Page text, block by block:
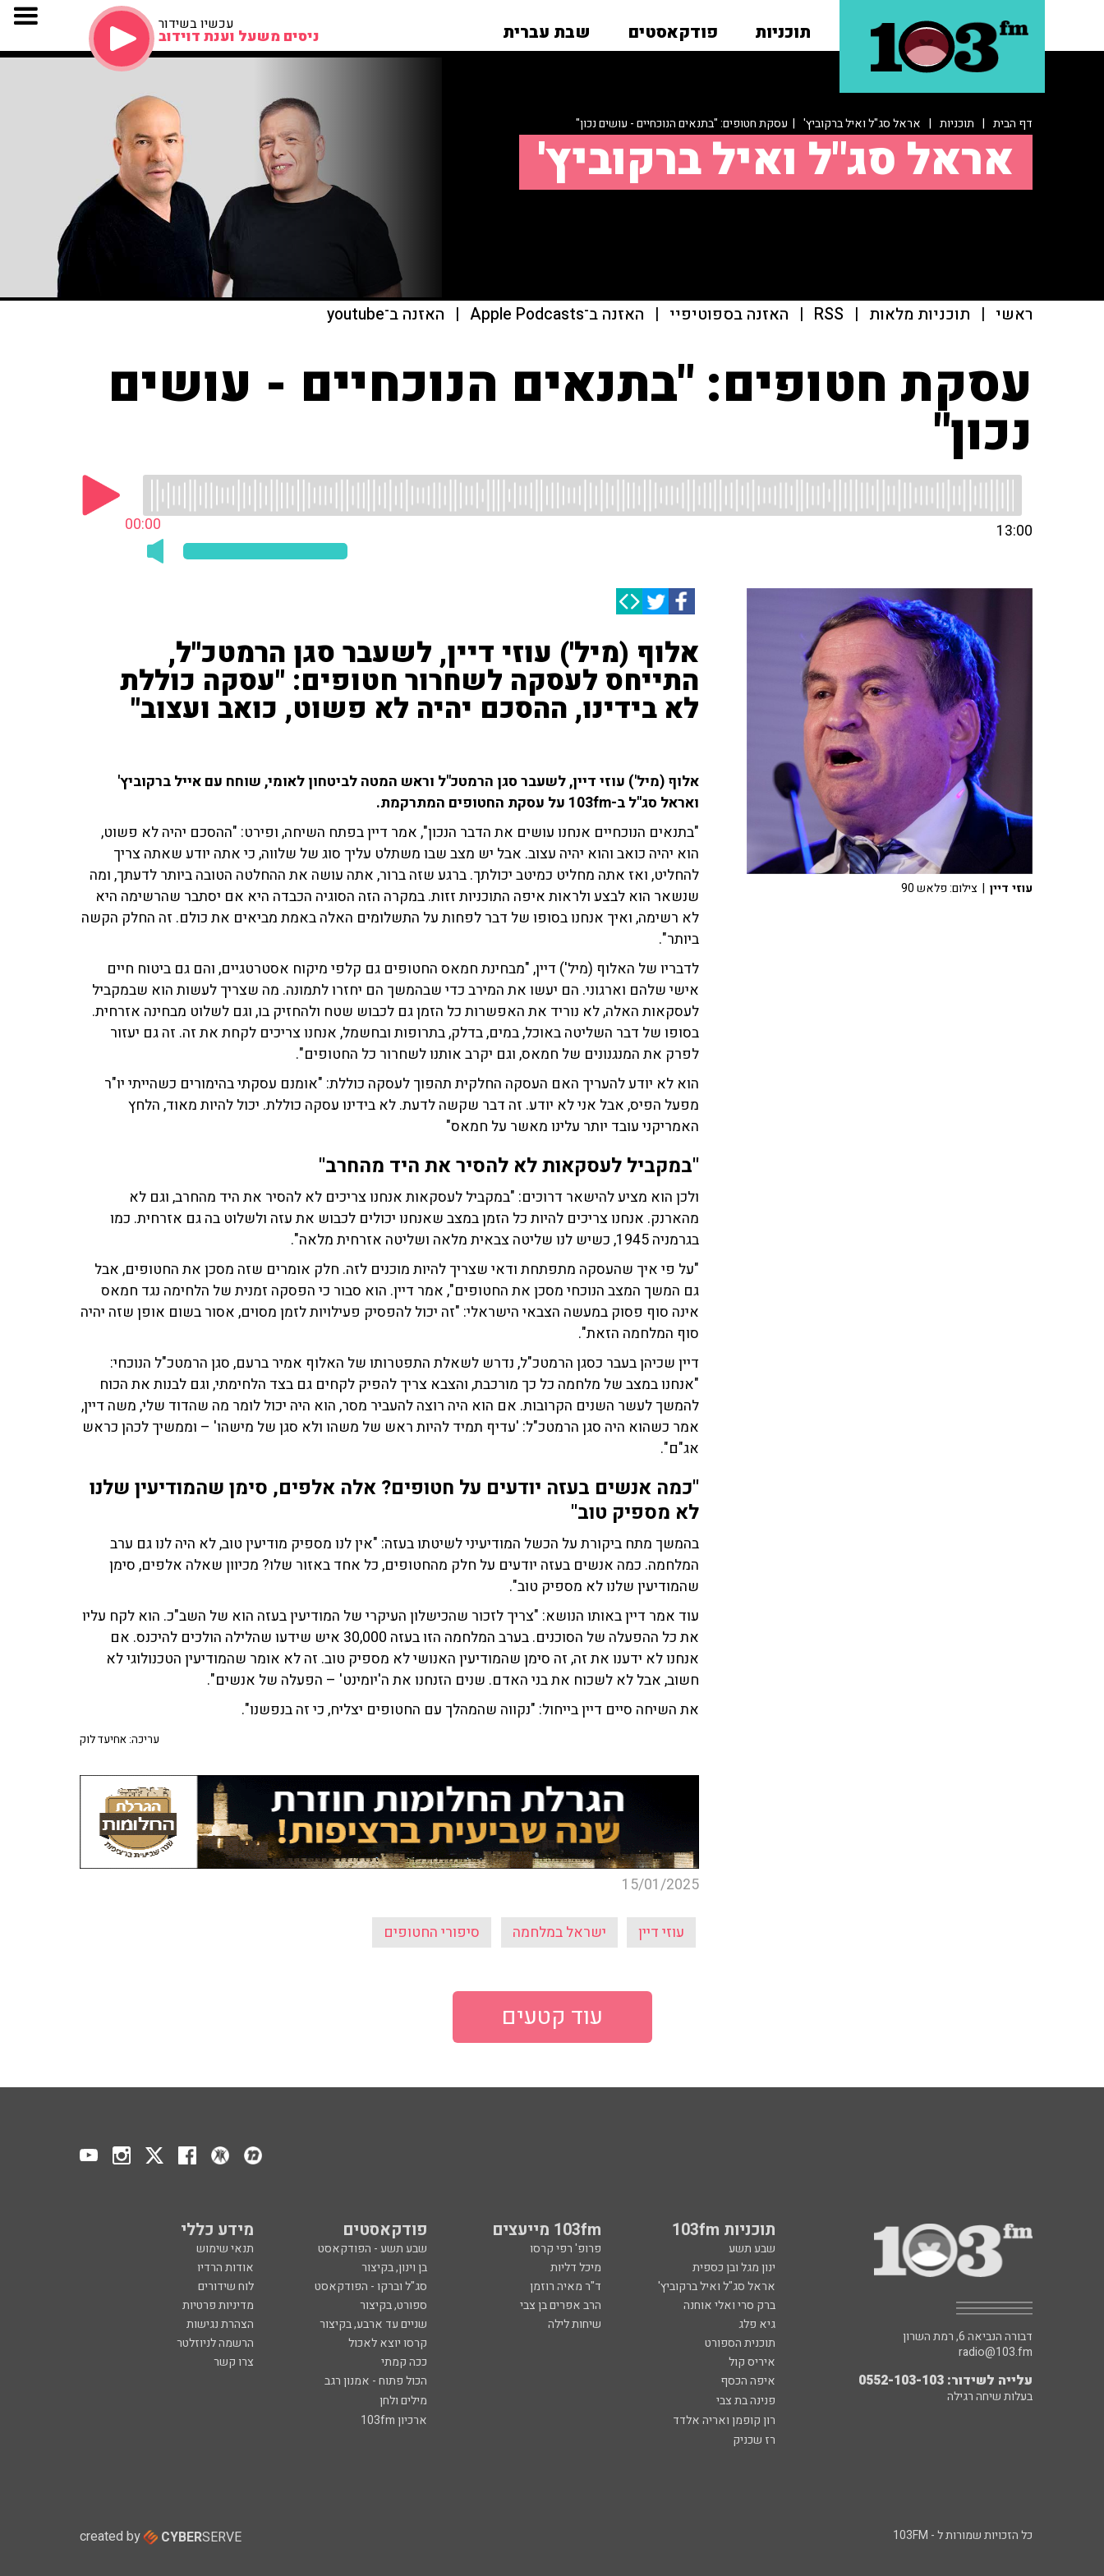
תוכניות פודקאסטים שבת עברית עכשיו בשידור
ניסים משעל וענת דוידוב
דף הבית | תוכניות | אראל סג"ל ואיל ברקוביץ' | עסקת חטופים: "בתנאים הנוכחיים - עושים נכון"
אראל סג"ל ואיל ברקוביץ'
ראשי | תוכניות מלאות |
RSS
| האזנה בספוטיפיי | האזנה ב־Apple Podcasts | האזנה ב־youtube
עסקת חטופים: "בתנאים הנוכחיים - עושים
נכון"
00:00 13:00
אלוף (מיל') עוזי דיין, לשעבר סגן הרמטכ"ל,
התייחס לעסקה לשחרור חטופים: "עסקה כוללת
לא בידינו, ההסכם יהיה לא פשוט, כואב ועצוב"
אלוף (מיל') עוזי דיין, לשעבר סגן הרמטכ"ל וראש המטה לביטחון לאומי, שוחח עם אייל ברקוביץ'
ואראל סג"ל ב-103fm על עסקת החטופים המתרקמת.
"בתנאים הנוכחיים אנחנו עושים את הדבר הנכון", אמר דיין בפתח השיחה, ופירט: "ההסכם יהיה לא פשוט,
הוא יהיה כואב והוא יהיה עצוב. אבל יש מצב שבו משתלט עליך סוג של שלווה, כי אתה יודע שאתה צריך
להחליט, ואז אתה מחליט כמיטב יכולתך. ברגע שזה ברור, אתה עושה את ההחלטה הטובה ביותר לדעתך, ומה
שנשאר הוא לבצע ולראות איפה התוכניות זזות. במקרה הזה הסוגיה הכבדה היא אם יסתבר שהרשימה היא
לא רשימה, ואיך אנחנו בסופו של דבר לפחות על התשלומים האלה באמת מביאים את כולם. זה החלק הקשה
ביותר".
לדבריו של האלוף (מיל') דיין, "מבחינת חמאס החטופים גם קלפי מיקוח אסטרטגיים, והם גם ביטוח חיים
אישי שלהם וארגוני. הם יעשו את המירב כדי שבהמשך הם יחזרו לתמונה. מה שצריך לעשות הוא שבמקביל
לעסקאות האלה, לא נוריד את האפשרות כל הזמן גם לכבוש שטח ולהחזיק בו, וגם לשלוט מבחינה אזרחית.
בסופו של דבר השליטה באוכל, במים, בדלק, בתרופות ובחשמל, אנחנו צריכים לקחת את זה. זה גם יעזור
לפרק את המנגנונים של חמאס, וגם יקרב אותנו לשחרור כל החטופים".
הוא לא יודע להעריך האם העסקה החלקית תהפוך לעסקה כוללת: "אומנם עסקתי בהימורים כשהייתי יו"ר
מפעל הפיס, אבל אני לא יודע. זה דבר שקשה לדעת. לא בידינו עסקה כוללת. יכול להיות מאוד, הלחץ
האמריקני עובד יותר עלינו מאשר על חמאס"
"במקביל לעסקאות לא להסיר את היד מהחרב"
ולכן הוא מציע להישאר דרוכים: "במקביל לעסקאות אנחנו צריכים לא להסיר את היד מהחרב, וגם לא
מהארנק. אנחנו צריכים להיות כל הזמן במצב שאנחנו יכולים לכבוש את עזה ולשלוט בה גם אזרחית. כמו
בגרמניה 1945, כשיש לנו שליטה צבאית מלאה ושליטה אזרחית מלאה".
"על פי איך שהעסקה מתפתחת ודאי שצריך להיות מוכנים לזה. חלק אומרים שזה מסכן את החטופים, אבל
גם המשך המצב הנוכחי מסכן את החטופים", אמר דיין. הוא סבור כי הפסקה זמנית של הלחימה נגד חמאס
אינה סוף פסוק במעשה הצבאי הישראלי: "זה יכול להפסיק פעילויות לזמן מסוים, אסור בשום אופן שזה יהיה
סוף המלחמה הזאת".
דיין שכיהן בעבר כסגן הרמטכ"ל, נדרש לשאלת התפטרותו של האלוף אמיר ברעם, סגן הרמטכ"ל הנוכחי:
"אנחנו במצב של מלחמה כל כך מורכבת, והצבא צריך להפיק לקחים גם בצד הלחימתי, וגם לבנות את הכוח
להמשך לעשר השנים הקרובות. אם הוא היה רוצה להעביר מסר, הוא היה יכול לומר מה שהדוד שלי, משה דיין,
אמר כשהוא היה סגן הרמטכ"ל: 'עדיף תמיד להיות ראש של משהו ולא סגן של מישהו' – וממשיך לכהן כראש
אג"ם".
"כמה אנשים בעזה יודעים על חטופים? אלה אלפים, סימן שהמודיעין שלנו
לא מספיק טוב"
בהמשך מתח ביקורת על הכשל המודיעיני לשיטתו בעזה: "אין לנו מספיק מודיעין טוב, לא היה לנו גם ערב
המלחמה. כמה אנשים בעזה יודעים על חלק מהחטופים, כל אחד באזור שלו? מכיוון שאלה אלפים, סימן
שהמודיעין שלנו לא מספיק טוב".
עוד אמר דיין באותו הנושא: "צריך לזכור שהכישלון העיקרי של המודיעין בעזה הוא של השב"כ. הוא לקח עליו
את כל ההפעלה של הסוכנים. בערב המלחמה הזו בעזה 30,000 איש שידעו שהלילה הולכים להיכנס. אם
אנחנו לא ידענו את זה, זה סימן שהמודיעין האנושי לא מספיק טוב. זה לא אומר שהמודיעין הטכנולוגי לא
חשוב, אבל לא לשכוח את בני האדם. שנים הזנחנו את ה'יומינט' – הפעלה של אנשים".
את השיחה סיים דיין בייחול: "נקווה שהמהלך עם החטופים יצליח, כי זה בנפשנו".
עריכה: אחיעד לוק
15/01/2025
עוזי דיין ישראל במלחמה סיפורי החטופים
עוזי דיין | צילום: פלאש 90
עוד קטעים
תוכניות 103fm 103fm מייעצים פודקאסטים מידע כללי
שבע תשע פרופ' רפי קרסו שבע תשע - הפודקאסט
תנאי שימוש
ינון מגל ובן כספית
מיכל דליות בן וינון, בקיצור
אודות הרדיו
אראל סג"ל ואיל ברקוביץ'
ד"ר מאיה רוזמן סג"ל וברקו - הפודקאסט
לוח שידורים
ברק סרי ואלי אוחנה
הרב אפרים בן צבי ספורט, בקיצור
מדיניות פרטיות
גיא פלג
שיחות לילה שניים עד ארבע, בקיצור
הצהרת נגישות
תוכנית הספורט
קרסו יוצא לאכול
הרשמה לניוזלטר
איריס קול
ככה קמתי
צרו קשר
איפה הכסף
הכול פתוח - אמנון רגב
פנינה בת צבי
מילים ולחן
רון קופמן ואריה אלדד
ארכיון 103fm
רז שכניק
דבורה הנביאה 6, רמת השרון
radio@103.fm
עלייה לשידור: 0552-103-103
בעלות שיחה רגילה
כל הזכויות שמורות ל - 103FM created by CYBERSERVE